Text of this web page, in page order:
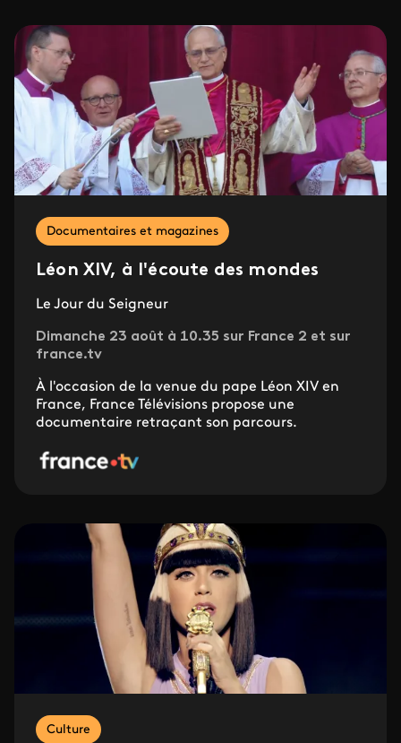
Documentaires et magazines
Léon XIV, à l'écoute des mondes
Le Jour du Seigneur
Dimanche 23 août à 10.35 sur France 2 et sur
france.tv
À l'occasion de la venue du pape Léon XIV en
France, France Télévisions propose une
documentaire retraçant son parcours.
Culture